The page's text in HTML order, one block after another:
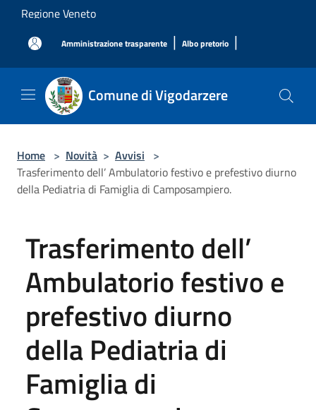
Salta al contenuto principale
Regione Veneto
Amministrazione trasparente | Albo pretorio |
Comune di Vigodarzere
Home > Novità > Avvisi >
Trasferimento dell’ Ambulatorio festivo e prefestivo diurno
della Pediatria di Famiglia di Camposampiero.
Trasferimento dell’
Ambulatorio festivo e
prefestivo diurno
della Pediatria di
Famiglia di